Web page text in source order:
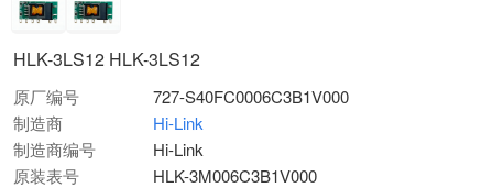
HLK-3LS12 HLK-3LS12
原厂编号
727-S40FC0006C3B1V000
制造商
Hi-Link
制造商编号
Hi-Link
原装表号
HLK-3M006C3B1V000